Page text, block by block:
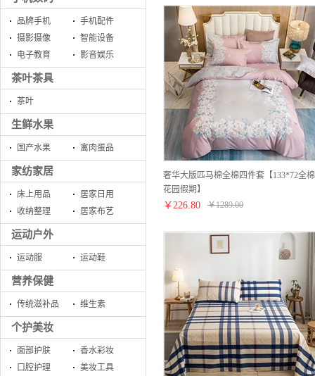
品牌手机
手机配件
摄影摄像
智能设备
电子教育
影音娱乐
茶叶茶具
茶叶
生鲜水果
国产水果 禽肉蛋品
家纺家居
床上用品
居家日用
收纳整理
居家布艺
运动户外
运动服 运动鞋
营养保健
传统滋补品 维生素
个护美妆
面部护肤
香水彩妆
口腔护理
美妆工具
奢华大版匹马棉全棉四件套【133*72全
花园假期】
￥ 226.80 ￥1289.00